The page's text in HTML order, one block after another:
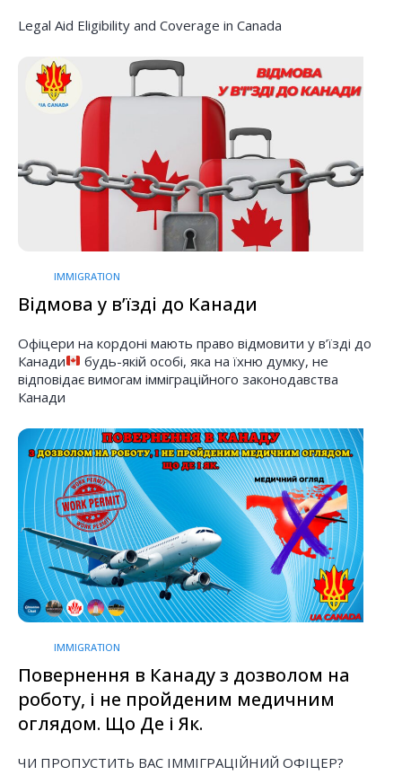
Legal Aid Eligibility and Coverage in Canada
IMMIGRATION
Вiдмова у в’їздi до Канади
Офiцери на кордонi мають право вiдмовити у в’їздi до
Канади
будь-якiй особi, яка на їхню думку, не
вiдповiдає вимогам iммiграцiйного законодавства
Канади
IMMIGRATION
Повернення в Канаду з дозволом на
роботу, і не пройденим медичним
оглядом. Що Де і Як.
ЧИ ПРОПУСТИТЬ ВАС ІММІГРАЦІЙНИЙ ОФІЦЕР?